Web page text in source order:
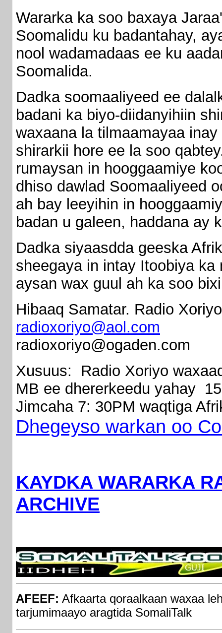
Wararka ka soo baxaya
Soomalidu ku badantahay,
nool wadamadaas ee ku
Soomalida.
Dadka soomaaliyeed ee
badani ka biyo-diidanyihiin
waxaana la tilmaamayaa
shirarkii hore ee la soo
rumaysan in hooggaamiye
dhiso dawlad Soomaaliyeed
ah bay leeyihin in
badan u galeen, haddana ay
Dadka siyaasdda geeska
sheegaya in intay Itoobiya
aysan wax guul ah ka soo
Hibaaq Samatar. Radio
radioxoriyo@aol.com
radioxoriyo@ogaden.com
Xusuus: Radio Xoriyo
MB ee dhererkeedu yahay
Jimcaha 7: 30PM waqtiga
Dhegeyso warkan oo
KAYDKA WARARKA
ARCHIVE
AFEEF: Afkaarta qoraalkaan waxaa
tarjumimaayo aragtida SomaliTalk